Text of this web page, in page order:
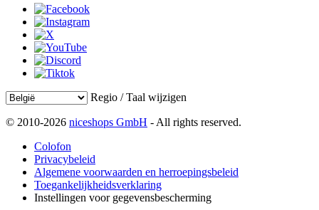
Regio / Taal wijzigen
© 2010-2026 niceshops GmbH - All rights reserved.
Colofon
Privacybeleid
Algemene voorwaarden en herroepingsbeleid
Toegankelijkheidsverklaring
Instellingen voor gegevensbescherming